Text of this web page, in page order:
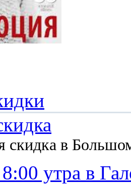
скидка в
утра в